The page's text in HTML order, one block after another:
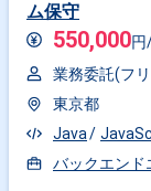
ム保守
550,000円
業務委託(フ
東京都
Java
バックエンド